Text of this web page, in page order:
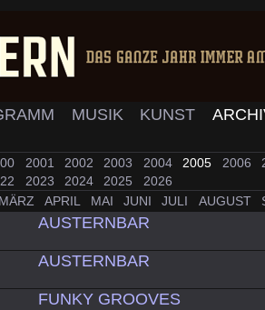
MUSIK KUNST
2001 2002 2003 2004 2005 2006
2023 2024 2025
2026
MÄRZ APRIL MAI JUNI JULI AUGUST
AUSTERNBAR
AUSTERNBAR
FUNKY GROOVES